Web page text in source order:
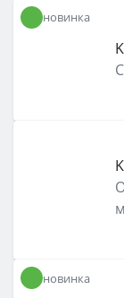
затем
класс
функции
защита от
новинка
новинка